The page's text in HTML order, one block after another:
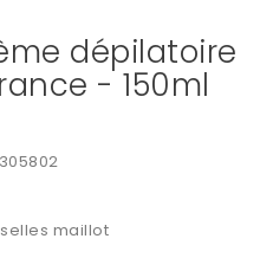
dépilatoire
- 150ml
maillot